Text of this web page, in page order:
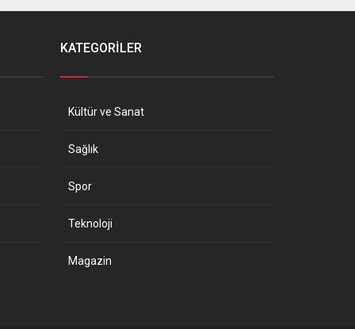
KATEGORİLER
Kültür ve Sanat
Sağlık
Spor
Teknoloji
Magazin